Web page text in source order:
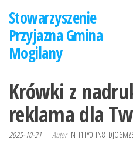
treści
Stowarzyszenie
Przyjazna Gmina
Mogilany
Krówki z
reklama dla
2025-10-21 Autor